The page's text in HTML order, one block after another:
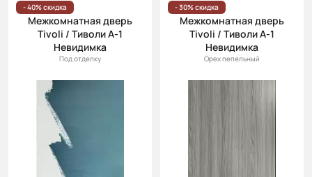
Цена
(возр.)
Цена (убыв.)
Cначала
новинки
Cначала
скидки
- 40% скидка
Межкомнатная дверь
Tivoli / Тиволи А-1
Невидимка
Под отделку
- 30% скидка
Межкомнатная дверь
Tivoli / Тиволи А-1
Невидимка
Орех пепельный